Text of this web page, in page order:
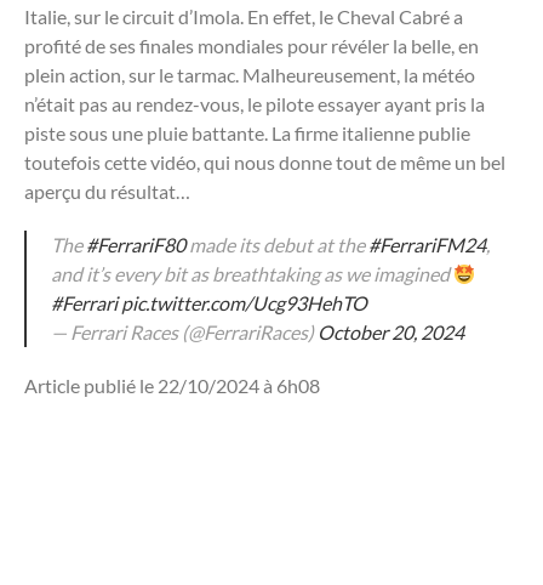
Italie, sur le circuit d’Imola. En effet, le Cheval Cabré a
profité de ses finales mondiales pour révéler la belle, en
plein action, sur le tarmac. Malheureusement, la météo
n’était pas au rendez-vous, le pilote essayer ayant pris la
piste sous une pluie battante. La firme italienne publie
toutefois cette vidéo, qui nous donne tout de même un bel
aperçu du résultat…
The#FerrariF80made its debut at the#FerrariFM24,
and it’s every bit as breathtaking as we imagined
#Ferrari pic.twitter.com/Ucg93HehTO
— Ferrari Races (@FerrariRaces) October 20, 2024
Article publié le 22/10/2024 à 6h08